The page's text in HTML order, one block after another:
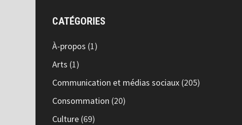
CATÉGORIES
À-propos (1)
Arts (1)
Communication et médias sociaux (205)
Consommation (20)
Culture (69)